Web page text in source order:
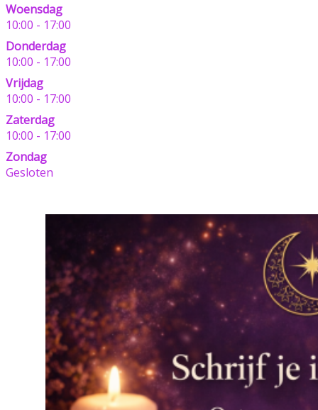
Woensdag
10:00 - 17:00
Donderdag
10:00 - 17:00
Vrijdag
10:00 - 17:00
Zaterdag
10:00 - 17:00
Zondag
Gesloten